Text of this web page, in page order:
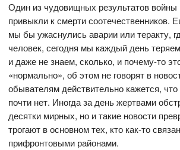
Один из чудовищных результатов
привыкли к смерти соотечественников.
мы бы ужаснулись аварии или теракту,
человек, сегодня мы каждый день
и даже не знаем, сколько, и почему-то
«нормально», об этом не говорят в
обывателям действительно кажется, что
почти нет. Иногда за день жертвами
десятки мирных, но и такие новости
трогают в основном тех, кто как-то
прифронтовыми районами.